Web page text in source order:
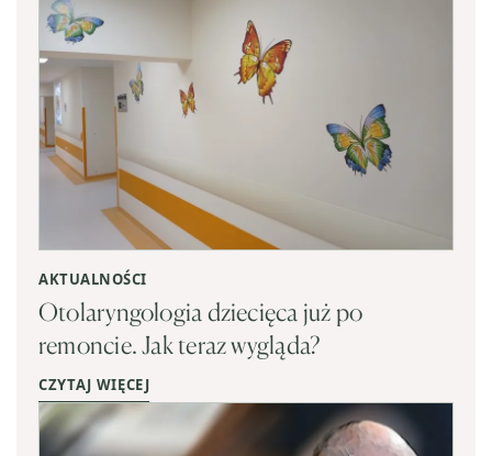
AKTUALNOŚCI
Otolaryngologia dziecięca już po
remoncie. Jak teraz wygląda?
CZYTAJ WIĘCEJ